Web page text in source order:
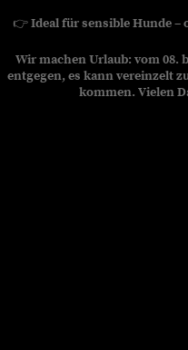
👉Ideal für sensible Hunde –
Wir machen Urlaub: vom 08.
entgegen, es kann vereinzelt
kommen. Vielen